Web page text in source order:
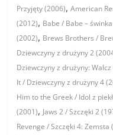
Przyjęty (2006),American
(2012), Babe / Babe –
(2002), Brews Brothers /
Dziewczyny z drużyny 2
Dziewczyny z drużyny:
It / Dziewczyny z drużyny 4
Him to the Greek / Idol z
(2001), Jaws 2 / Szczęki 2
Revenge / Szczęki 4: Zemsta